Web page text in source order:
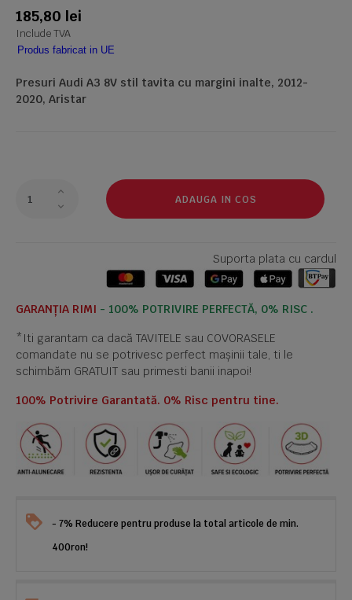
185,80 lei
Include TVA
Produs fabricat in UE
Presuri Audi A3 8V stil tavita cu margini inalte, 2012-
2020, Aristar
ADAUGA IN COS
Suporta plata cu cardul
GARANȚIA RIMI - 100% POTRIVIRE PERFECTĂ, 0% RISC .
*Iti garantam ca dacă TAVITELE sau COVORASELE
comandate nu se potrivesc perfect mașinii tale, ti le
schimbăm GRATUIT sau primesti banii inapoi!
100% Potrivire Garantată. 0% Risc pentru tine.
- 7% Reducere pentru produse la total articole de min.
400ron!